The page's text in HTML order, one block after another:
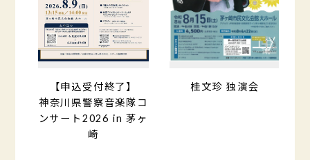
【申込受付終了】
神奈川県警察音楽隊コ
ンサート2026 in 茅ヶ
崎
桂文珍 独演会